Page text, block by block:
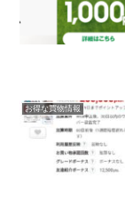
お得な買物情報